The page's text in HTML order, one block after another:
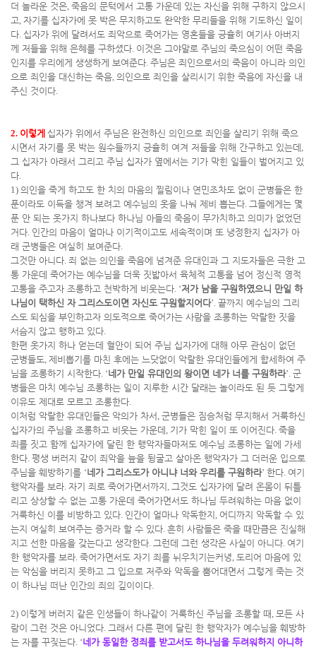
더 놀라운 것은, 죽음의 문턱에서 고통 가운데 있는 자신을 위해 구하지 않으시
고, 자기를 십자가에 못 박은 무지하고도 완악한 무리들을 위해 기도하신 일이
다. 십자가 위에 달려서도 죄악으로 죽어가는 영혼들을 긍휼히 여기사 아버지
께 저들을 위해 은혜를 구하셨다. 이것은 그야말로 주님의 죽으심이 어떤 죽음
인지를 우리에게 생생하게 보여준다. 주님은 죄인으로서의 죽음이 아니라 의인
으로 죄인을 대신하는 죽음, 의인으로 죄인을 살리시기 위한 죽음에 자신을 내
주신 것이다.
2. 이렇게 십자가 위에서 주님은 완전하신 의인으로 죄인을 살리기 위해 죽으
시면서 자기를 못 박는 원수들까지 긍휼히 여겨 저들을 위해 간구하고 있는데 ,
그 십자가 아래서 그리고 주님 십자가 옆에서는 기가 막힌 일들이 벌어지고 있
다.
1) 의인을 죽게 하고도 한 치의 마음의 찔림이나 연민조차도 없이 군병들은 한
푼이라도 이득을 챙겨 보려고 예수님의 옷을 나눠 제비 뽑는다. 그들에게는 몇
푼 안 되는 옷가지 하나보다 하나님 아들의 죽음이 무가치하고 의미가 없었던
거다. 인간의 마음이 얼마나 이기적이고도 세속적이며 또 냉정한지 십자가 아
래 군병들은 여실히 보여준다.
그것만 아니다. 죄 없는 의인을 죽음에 넘겨준 유대인과 그 지도자들은 극한 고
통 가운데 죽어가는 예수님을 더욱 짓밟아서 육체적 고통을 넘어 정신적 영적
고통을 주고자 조롱하고 천박하게 비웃는다. ‘저가 남을 구원하였으니 만일 하
나님이 택하신 자 그리스도이면 자신도 구원할지어다’. 끝까지 예수님의 그리
스도 되심을 부인하고자 의도적으로 죽어가는 사람을 조롱하는 악랄한 짓을
서슴지 않고 행하고 있다.
한편 옷가지 하나 얻는데 혈안이 되어 주님 십자가에 대해 아무 관심이 없던
군병들도, 제비뽑기를 마친 후에는 느닷없이 악랄한 유대인들에게 합세하여 주
님을 조롱하기 시작한다. ‘네가 만일 유대인의 왕이면 네가 너를 구원하라’. 군
병들은 마치 예수님 조롱하는 일이 지루한 시간 달래는 놀이라도 된 듯 그렇게
이유도 제대로 모르고 조롱한다.
이처럼 악랄한 유대인들은 악의가 차서 , 군병들은 짐승처럼 무지해서 거룩하신
십자가의 주님을 조롱하고 비웃는 가운데 , 기가 막힌 일이 또 이어진다. 죽을
죄를 짓고 함께 십자가에 달린 한 행악자들마저도 예수님 조롱하는 일에 가세
한다. 평생 버러지 같이 죄악을 늪을 뒹굴고 살아온 행악자가 그 더러운 입으로
주님을 훼방하기를 ‘네가 그리스도가 아니냐 너와 우리를 구원하라’ 한다. 여기
행악자를 보라. 자기 죄로 죽어가면서까지 , 그것도 십자가에 달려 온몸이 뒤틀
리고 상상할 수 없는 고통 가운데 죽어가면서도 하나님 두려워하는 마음 없이
거룩하신 이를 비방하고 있다. 인간이 얼마나 악독한지 , 어디까지 악독할 수 있
는지 여실히 보여주는 증거라 할 수 있다. 흔히 사람들은 죽을 때만큼은 진실해
지고 선한 마음을 갖는다고 생각한다. 그런데 그런 생각은 사실이 아니다. 여기
한 행악자를 보라. 죽어가면서도 자기 죄를 뉘우치기는커녕, 도리어 마음에 있
는 악심을 버리지 못하고 그 입으로 저주와 악독을 뿜어대면서 그렇게 죽는 것
이 하나님 떠난 인간의 죄의 깊이이다.
2) 이렇게 버러지 같은 인생들이 하나같이 거룩하신 주님을 조롱할 때 , 모든 사
람이 그런 것은 아니었다. 그래서 다른 편에 달린 한 행악자가 예수님을 훼방하
는 자를 꾸짖는다. ‘네가 동일한 정죄를 받고서도 하나님을 두려워하지 아니하